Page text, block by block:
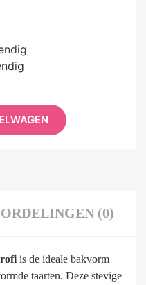
(0)
is de ideale bakvorm
taarten. Deze stevige